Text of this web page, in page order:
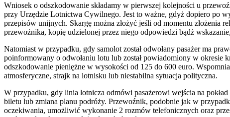
Wniosek o odszkodowanie składamy w pierwszej kolejności u
przy Urzędzie Lotnictwa Cywilnego. Jest to ważne, gdyż dopiero po
przepisów unijnych. Skargę można złożyć jeśli od momentu złożenia
przewoźnika, kopię udzielonej przez niego odpowiedzi bądź
Natomiast w przypadku, gdy samolot został odwołany pasażer ma
poinformowany o odwołaniu lotu lub został powiadomiony w okresie
odszkodowanie pieniężne w wysokości od 125 do 600 euro.
atmosferyczne, strajk na lotnisku lub niestabilna sytuacja polityczna.
W przypadku, gdy linia lotnicza odmówi pasażerowi wejścia na
biletu lub zmiana planu podróży. Przewoźnik, podobnie jak w
oczekiwania, umożliwić wykonanie 2 rozmów telefonicznych oraz